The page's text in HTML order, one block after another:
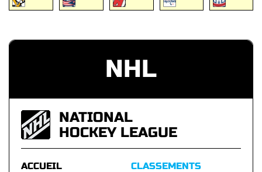
NHL
NATIONAL
HOCKEY LEAGUE
ACCUEIL
CLASSEMENTS